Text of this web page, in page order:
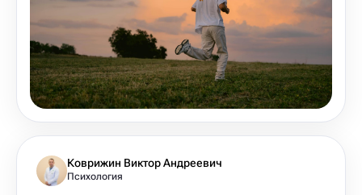
Коврижин Виктор Андреевич
Психология